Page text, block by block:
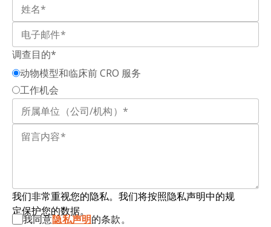
调查目的*
动物模型和临床前 CRO 服务
工作机会
我们非常重视您的隐私。我们将按照隐私声明中的规
定保护您的数据。
我同意隐私声明的条款。